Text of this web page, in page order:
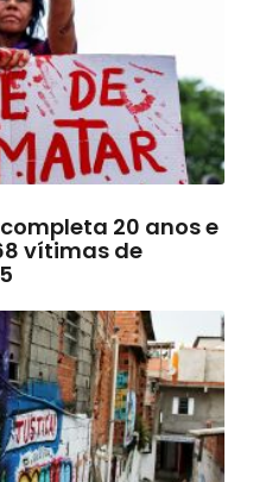
20 anos e
vítimas de